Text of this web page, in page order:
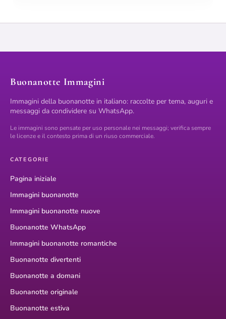
Buonanotte Immagini
Immagini della buonanotte in italiano: raccolte per tema, auguri e
messaggi da condividere su WhatsApp.
Le immagini sono pensate per uso personale nei messaggi; verifica sempre
le licenze e il contesto prima di un riuso commerciale.
CATEGORIE
Pagina iniziale
Immagini buonanotte
Immagini buonanotte nuove
Buonanotte WhatsApp
Immagini buonanotte romantiche
Buonanotte divertenti
Buonanotte a domani
Buonanotte originale
Buonanotte estiva